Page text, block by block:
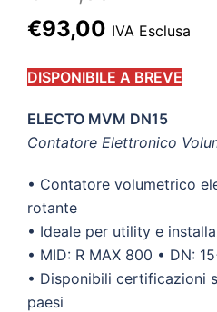
Il
originale
era:
€124,00.
€93,00 Il
attuale
è:
€93,00.
IVA Esclusa
DISPONIBILE A BREVE
ELECTO MVM DN15
Contatore Elettronico
• Contatore volumetrico
rotante
• Ideale per utility e
• MID: R MAX 800 • DN:
• Disponibili certificazioni
paesi